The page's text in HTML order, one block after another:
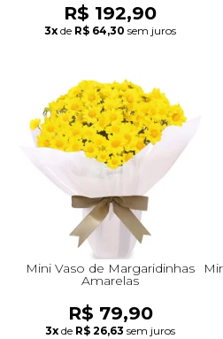
R$ 192,90
3x de R$ 64,30 sem juros
Mini Vaso de Margaridinhas
Amarelas
R$ 79,90
3x de R$ 26,63 sem juros